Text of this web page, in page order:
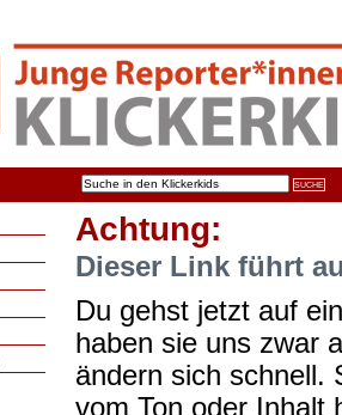
Achtung:
Dieser Link führt
Du gehst jetzt auf
haben sie uns zwar
ändern sich schnell.
vom Ton oder Inhalt